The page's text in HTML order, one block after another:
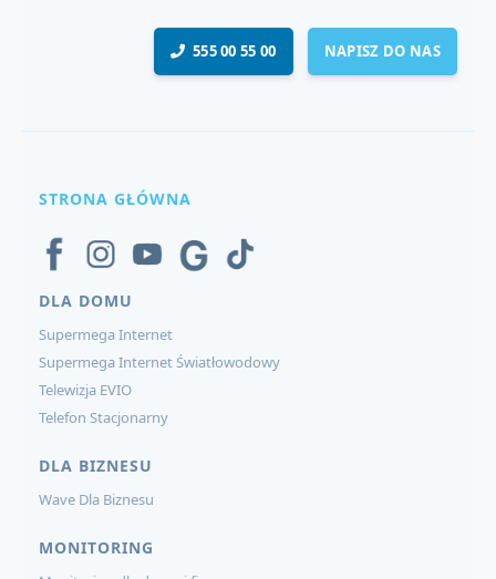
555 00 55 00 NAPISZ DO NAS
STRONA GŁÓWNA
DLA DOMU
Supermega Internet
Supermega Internet Światłowodowy
Telewizja EVIO
Telefon Stacjonarny
DLA BIZNESU
Wave Dla Biznesu
MONITORING